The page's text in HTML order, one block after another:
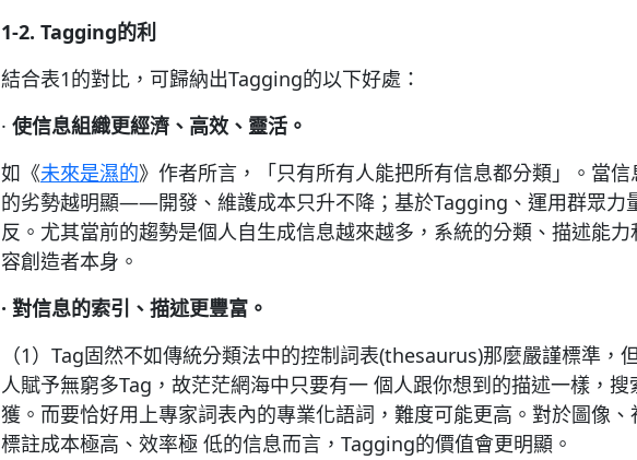
1-2. Tagging的利
結合表1的對比，可歸納出Tagging的以下好處：
· 使信息組織更經濟、高效、靈活。
如《未來是濕的》作者所言，「只有所有人能把所有信息都分類」。當
的劣勢越明顯——開發、維護成本只升不降；基於Tagging、運用群眾力
反。尤其當前的趨勢是個人自生成信息越來越多，系統的分類、描述能
容創造者本身。
· 對信息的索引、描述更豐富。
（1）Tag固然不如傳統分類法中的控制詞表(thesaurus)那麼嚴謹標準，
人賦予無窮多Tag，故茫茫網海中只要有一 個人跟你想到的描述一樣，
獲。而要恰好用上專家詞表內的專業化語詞，難度可能更高。對於圖像
標註成本極高、效率極 低的信息而言，Tagging的價值會更明顯。